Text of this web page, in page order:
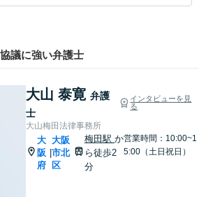
議に強い弁護士
大山 泰寛 弁護
士
インタビューを見
る
大山梅田法律事務所
大
阪
府
|
大阪
市北
区
梅田駅か
ら徒歩2
分
営業時間：10:00~1
5:00（土日祝日）